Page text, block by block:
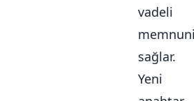
vadeli
sağlar.
Yeni